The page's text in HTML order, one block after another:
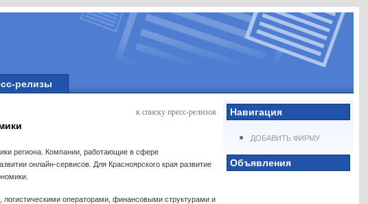
релизы
Навигация
ДОБАВИТЬ ФИРМУ
Объявления
к списку пресс-релизов
региона. Компании, работающие в сфере
онлайн-сервисов. Для Красноярского края развитие
операторами, финансовыми структурами и